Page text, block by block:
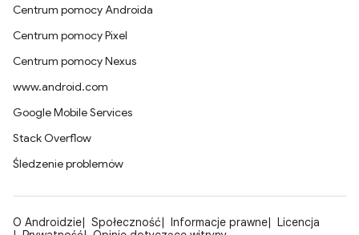
Centrum pomocy Androida
Centrum pomocy Pixel
Centrum pomocy Nexus
www.android.com
Google Mobile Services
Stack Overflow
Śledzenie problemów
O Androidzie Społeczność Informacje prawne
Licencja